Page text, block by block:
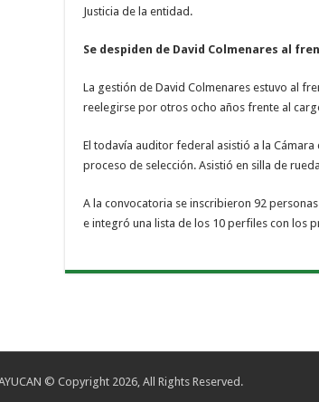
Justicia de la entidad.
Se despiden de David Colmenares al
La gestión de David Colmenares estuvo al
reelegirse por otros ocho años frente al
El todavía auditor federal asistió a la
proceso de selección. Asistió en silla de
A la convocatoria se inscribieron 92
e integró una lista de los 10 perfiles con los
© Copyright 2026, All Rights Reserved.